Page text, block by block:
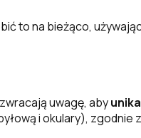
to na bieżąco,
uwagę, aby
i okulary), zgodnie